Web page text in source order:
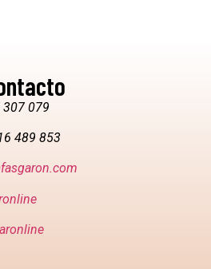
307 079
489 853